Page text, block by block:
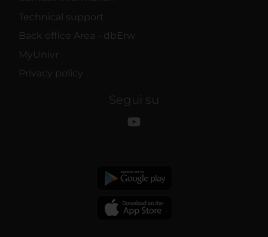
Technical support
Back office Area - dbErw
MyUnivr
Privacy policy
Segui su